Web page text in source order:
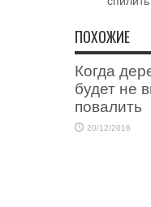
ПОХОЖИЕ
Когда
будет не
повалить
20/12/2016